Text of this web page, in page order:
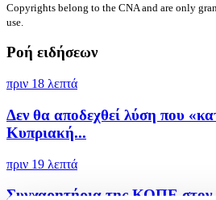
Copyrights belong to the CNA and are only
use.
Ροή ειδήσεων
πριν 18 λεπτά
Δεν θα αποδεχθεί λύση που
Κυπριακή...
πριν 19 λεπτά
Συγχαρητήρια της ΚΟΠΕ στον